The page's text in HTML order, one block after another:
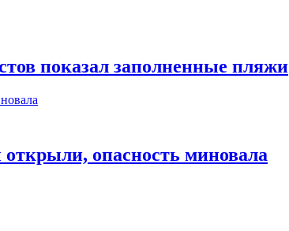
показал заполненные пляжи
опасность миновала